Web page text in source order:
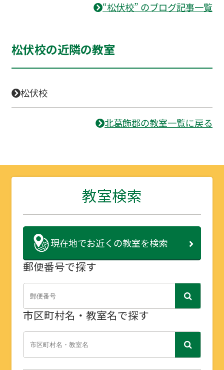
“松伏校” のブログ記事一覧
松伏校の近隣の教室
松伏校
北葛飾郡の教室一覧に戻る
教室検索
現在地でお近くの教室を検索
郵便番号で探す
市区町村名・教室名で探す